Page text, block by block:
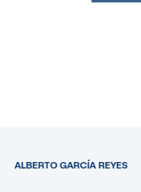
ALBERTO GARCÍA REYES